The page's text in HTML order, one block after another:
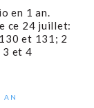
en 1 an.
ce 24 juillet:
et 131; 2
3 et 4
AN